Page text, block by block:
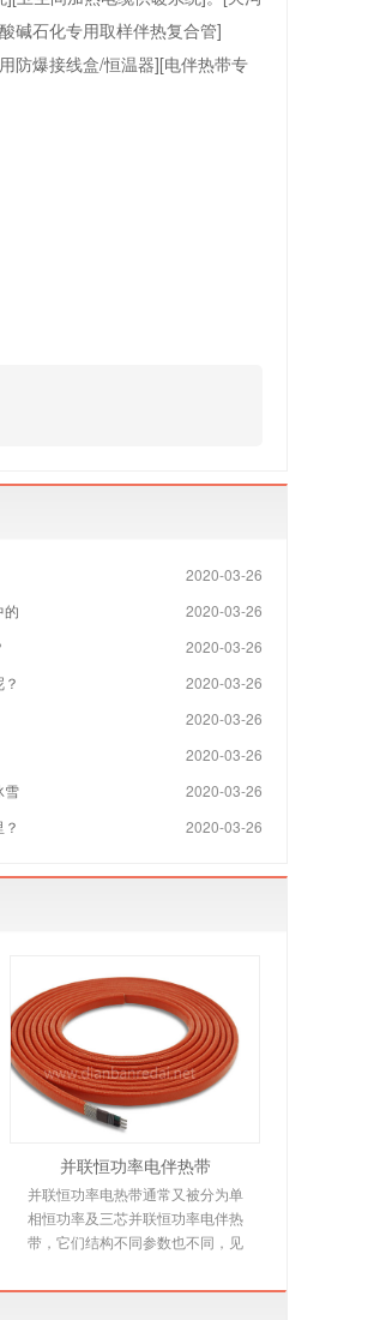
碱石化专用取样伴热复合管]
防爆接线盒/恒温器][电伴热带专
2020-03-26
2020-03-26
的
2020-03-26
2020-03-26
2020-03-26
2020-03-26
2020-03-26
雪
2020-03-26
并联恒功率电伴热带
并联恒功率电热带通常又被分为单
相恒功率及三芯并联恒功率电伴热
带，它们结构不同参数也不同，见
是由多个发热节在